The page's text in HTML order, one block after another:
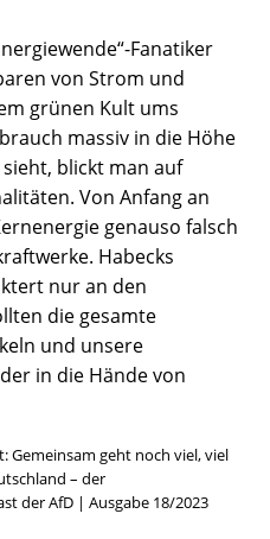
Fanatiker
von Strom und
grünen Kult ums
massiv in die Höhe
blickt man auf
Von Anfang an
genauso falsch
Habecks
nur an den
die gesamte
und unsere
in die Hände von
Gemeinsam geht noch viel, viel
– der
der AfD | Ausgabe 18/2023
Einige von ihnen sind
diese Website und Ihre
Ihre Zustimmung zu freiwilligen
Ihre Erziehungsberechtigten
Technologien auf unserer